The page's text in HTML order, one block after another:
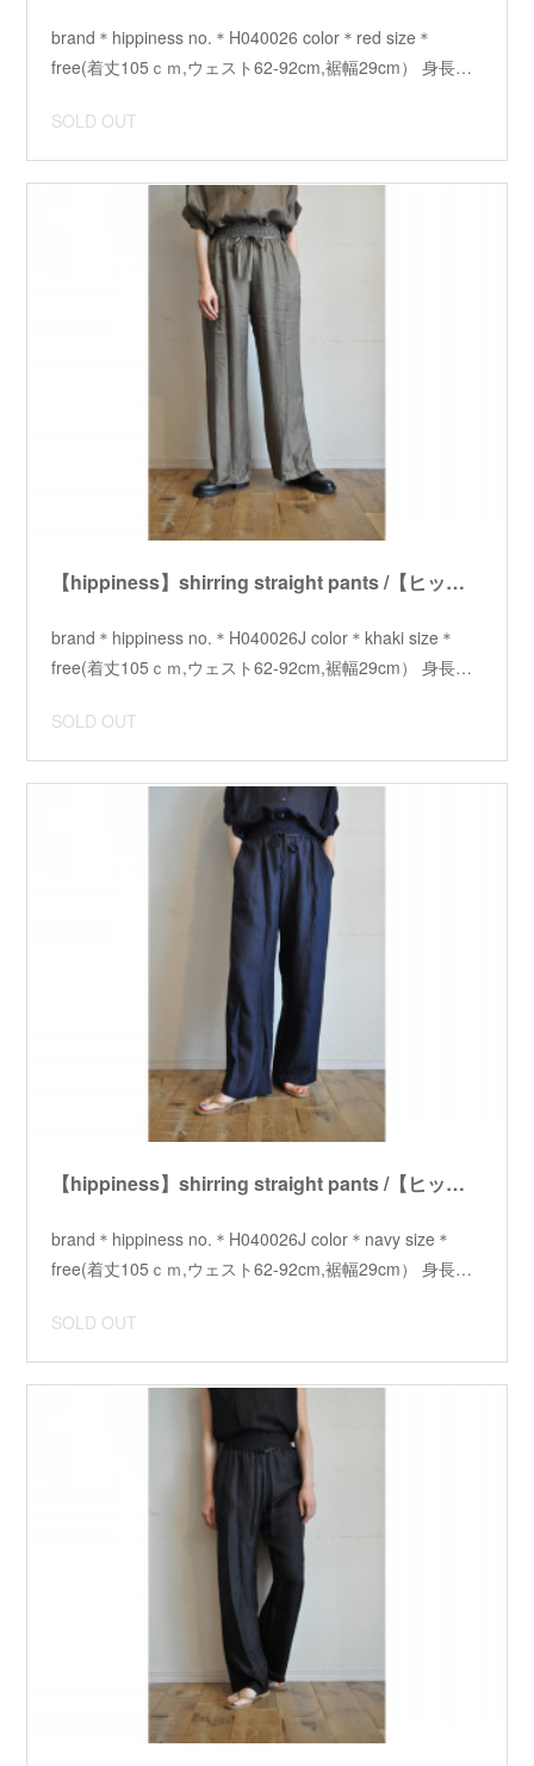
brand＊hippiness no.＊H040026 color＊red size＊
free(着丈105ｃｍ,ウェスト62-92cm,裾幅29cm） 身長…
SOLD OUT
【hippiness】shirring straight pants /【ヒッピネス】シャーリングストレートパンツ
brand＊hippiness no.＊H040026J color＊khaki size＊
free(着丈105ｃｍ,ウェスト62-92cm,裾幅29cm） 身長…
SOLD OUT
【hippiness】shirring straight pants /【ヒッピネス】シャーリングストレートパンツ
brand＊hippiness no.＊H040026J color＊navy size＊
free(着丈105ｃｍ,ウェスト62-92cm,裾幅29cm） 身長…
SOLD OUT